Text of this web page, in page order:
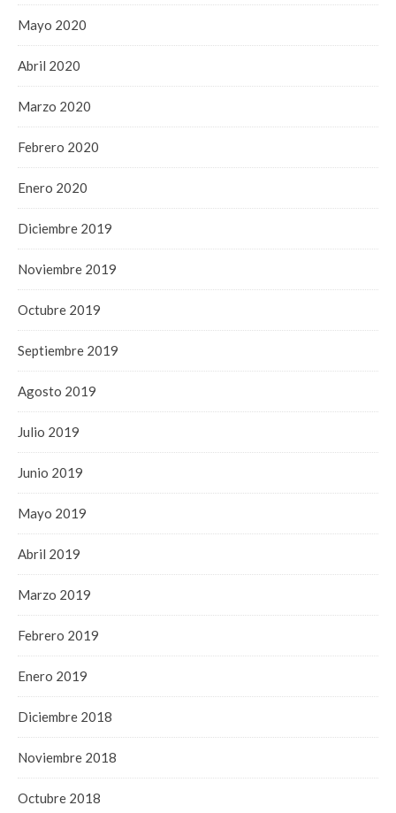
Mayo 2020
Abril 2020
Marzo 2020
Febrero 2020
Enero 2020
Diciembre 2019
Noviembre 2019
Octubre 2019
Septiembre 2019
Agosto 2019
Julio 2019
Junio 2019
Mayo 2019
Abril 2019
Marzo 2019
Febrero 2019
Enero 2019
Diciembre 2018
Noviembre 2018
Octubre 2018